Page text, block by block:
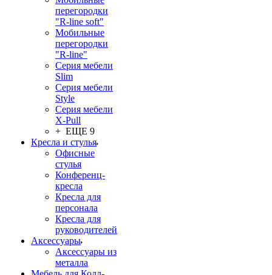
перегородки
"R-line soft"
Мобильные
перегородки
"R-line"
Серия мебели
Slim
Серия мебели
Style
Серия мебели
X-Pull
+ ЕЩЕ 9
Кресла и стулья
Офисные
стулья
Конференц-
кресла
Кресла для
персонала
Кресла для
руководителей
Аксессуары
Аксессуары из
металла